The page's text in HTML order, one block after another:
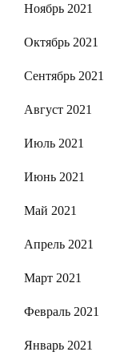
Ноябрь 2021
Октябрь 2021
Сентябрь 2021
Август 2021
Июль 2021
Июнь 2021
Май 2021
Апрель 2021
Март 2021
Февраль 2021
Январь 2021